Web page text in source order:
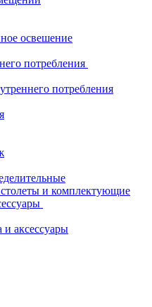
освешение
потребления
потребления
и комплектующие
и аксессуары